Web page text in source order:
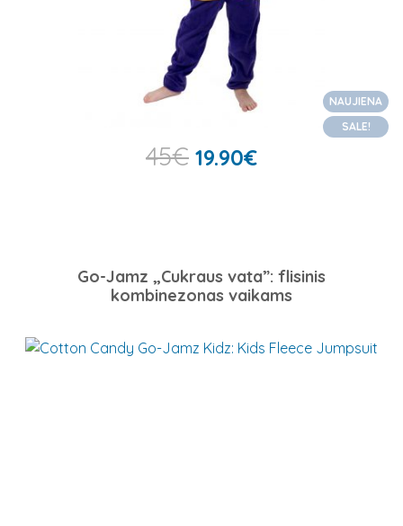
NAUJIENA
SALE!
45€ 19.90€
Go-Jamz „Cukraus vata”: flisinis
kombinezonas vaikams